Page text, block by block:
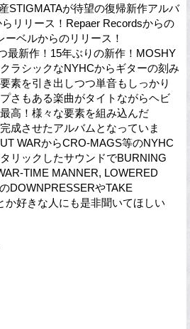
STIGMATAが待望の復帰新作アルバ
リリース！Repaer Recordsからの
ベルからのリリース！
最新作！15年ぶりの新作！MOSHY
ラシックなNYHCからギターの刻み
素を引き出しつつ単音もしっかり
さもある楽曲がタイトながらヘビ
高！様々な要素を組み込んだ
成させたアルバムとなっていま
WARからCRO-MAGS等のNYHC
リックしたサウンドでBURNING
TIME MANNER, LOWERED
DOWNPRESSERやTAKE
か好きな人にも是非聞いてほしい